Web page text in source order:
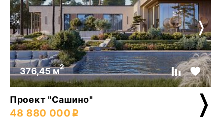
376,45 м2
Проект "Сашино"
48 880 000